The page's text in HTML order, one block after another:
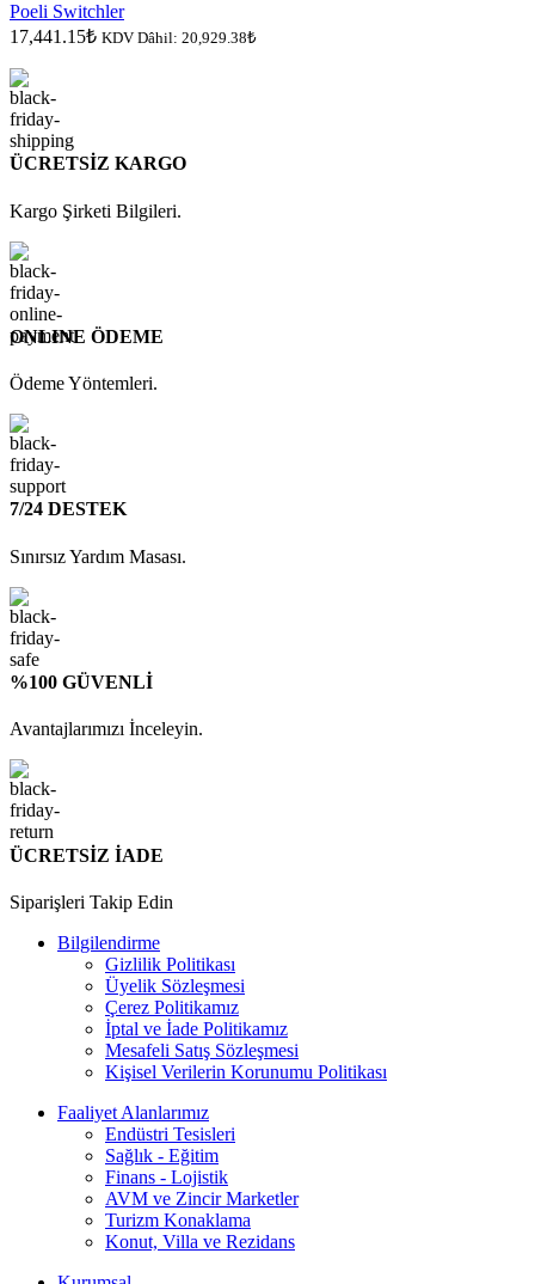
Poeli Switchler
17,441.15₺ KDV Dâhil: 20,929.38₺
ÜCRETSİZ KARGO
Kargo Şirketi Bilgileri.
ONLINE ÖDEME
Ödeme Yöntemleri.
7/24 DESTEK
Sınırsız Yardım Masası.
%100 GÜVENLİ
Avantajlarımızı İnceleyin.
ÜCRETSİZ İADE
Siparişleri Takip Edin
Bilgilendirme
Gizlilik Politikası
Üyelik Sözleşmesi
Çerez Politikamız
İptal ve İade Politikamız
Mesafeli Satış Sözleşmesi
Kişisel Verilerin Korunumu Politikası
Faaliyet Alanlarımız
Endüstri Tesisleri
Sağlık - Eğitim
Finans - Lojistik
AVM ve Zincir Marketler
Turizm Konaklama
Konut, Villa ve Rezidans